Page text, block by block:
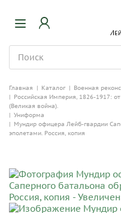
Главная | Каталог | Военная
| Российская Империя, 1826-1917:
(Великая война).
| Униформа
| Мундир офицера Лейб-гвардии
эполетами. Россия, копия